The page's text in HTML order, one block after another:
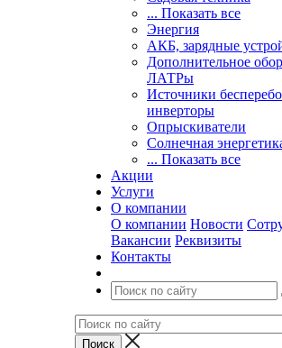
... Показать все
Энергия
АКБ, зарядные
Дополнительное
ЛАТРы
Источники
инверторы
Опрыскиватели
Солнечная
... Показать все
Акции
Услуги
О компании
О компании Новости
Вакансии Реквизиты
Контакты